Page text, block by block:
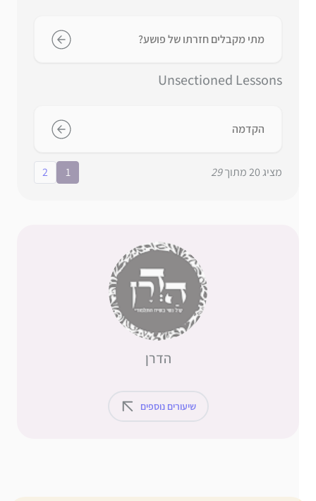
מתי מקבלים חזרתו של פושע?
Unsectioned Lessons
הקדמה
מציג20 מתוך29
הדרן
שיעורים נוספים